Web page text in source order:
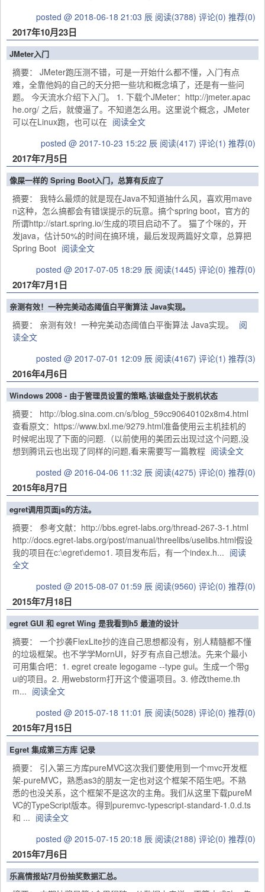
posted @ 2018-06-18 21:03 辰 阅读(3788) 评论(0) 推荐(0)
2017年10月23日
JMeter入门
摘要： JMeter跑压测不错，可是一开始什么都不懂，入门有点
难，全靠他妈的自己的天分把一些坑和概念填了，还是有一些问
题。 今天流水介绍下入门。 1. 下载个JMeter：http://jmeter.apac
he.org/ 之后，就傻逼了。不知道怎么用。这里说个概念，JMeter
可以在Linux跑，也可以在 阅读全文
posted @ 2017-10-23 15:22 辰 阅读(417) 评论(1) 推荐(0)
2017年7月5日
像屎一样的 Spring Boot入门，总算有反应了
摘要： 我特么最烦的就是现在Java不知道抽什么风，喜欢用mave
n这种，怎么搞都会有错误提示的玩意。搞个spring boot，官方的
所谓http://start.spring.io/生成的项目启动不了。 猫了个咪的，开
发java，估计50%的时间在搞环境，最后发现两篇好文章，总算把
Spring Boot 阅读全文
posted @ 2017-07-05 18:29 辰 阅读(1445) 评论(0) 推荐(0)
2017年7月1日
亲测有效！一种完美动态阈值白平衡算法 Java实现。
摘要： 亲测有效！一种完美动态阈值白平衡算法 Java实现。
阅
读全文
posted @ 2017-07-01 12:09 辰 阅读(4167) 评论(1) 推荐(3)
2016年4月6日
Windows 2008 - 由于管理员设置的策略,该磁盘处于脱机状态
摘要： http://blog.sina.com.cn/s/blog_59cc90640102x8m4.html
查看原文：https://www.bxl.me/9279.html准备使用云主机挂机的
时候呢出现了下面的问题.（以前使用的美团云出现过这个问题,没
想到腾讯云也出现了同样的问题,看来需要写一篇教程 阅读全文
posted @ 2016-04-06 11:32 辰 阅读(4275) 评论(0) 推荐(0)
2015年8月7日
egret调用页面js的方法。
摘要： 参考文献：http://bbs.egret-labs.org/thread-267-3-1.html
http://docs.egret-labs.org/post/manual/threelibs/uselibs.html假设
我的项目在c:\egret\demo1. 项目发布后，有一个index.h... 阅读
全文
posted @ 2015-08-07 01:59 辰 阅读(9560) 评论(0) 推荐(0)
2015年7月18日
egret GUI 和 egret Wing 是我看到h5 最渣的设计
摘要： 一个抄袭FlexLite抄的连自己思想都没有，别人精髓都不懂
的垃圾框架。也不学学MornUI，好歹有点自己想法。先来个最小
可用集合吧：1. egret create legogame --type gui。生成一个带g
ui的项目。2. 用webstorm打开这个傻逼项目。3. 修改theme.th
m... 阅读全文
posted @ 2015-07-18 11:01 辰 阅读(5028) 评论(0) 推荐(0)
2015年7月15日
Egret 集成第三方库 记录
摘要： 引入第三方库pureMVC这次我们要使用到一个mvc开发框
架-pureMVC，熟悉as3的朋友一定也对这个框架不陌生吧。不熟
悉的也没关系，这个框架不是这次的主角。我们从这里下载pureM
VC的TypeScript版本。得到puremvc-typescript-standard-1.0.d.ts
和 ... 阅读全文
posted @ 2015-07-15 20:18 辰 阅读(2188) 评论(0) 推荐(0)
2015年7月6日
乐高情报站7月份抽奖数据汇总。